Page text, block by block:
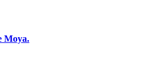
Moya.